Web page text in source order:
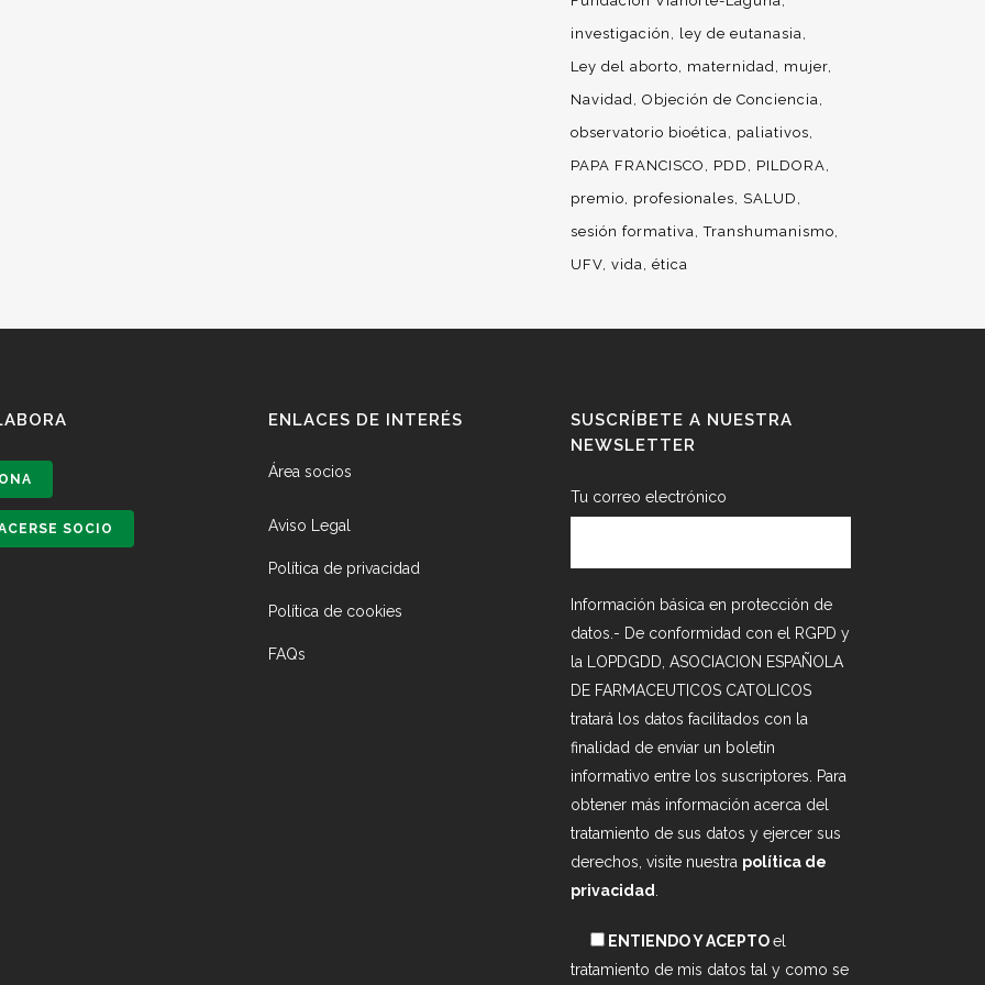
investigación
ley de eutanasia
Ley del aborto
maternidad
mujer
Navidad Objeción de Conciencia
observatorio bioética
paliativos
PAPA FRANCISCO
PDD
PILDORA
premio
profesionales
SALUD
sesión formativa Transhumanismo
UFV vida ética
SOCIO
ENLACES DE INTERÉS
Área socios
Aviso Legal
Política de privacidad
Política de cookies
FAQs
SUSCRÍBETE A NUESTRA
NEWSLETTER
Tu correo electrónico
Información básica en protección de
datos.- De conformidad con el RGPD y
la LOPDGDD, ASOCIACION ESPAÑOLA
DE FARMACEUTICOS CATOLICOS
tratará los datos facilitados con la
finalidad de enviar un boletín
informativo entre los suscriptores. Para
obtener más información acerca del
tratamiento de sus datos y ejercer sus
derechos, visite nuestra política de
privacidad
ENTIENDO Y ACEPTOel
tratamiento de mis datos tal y como se